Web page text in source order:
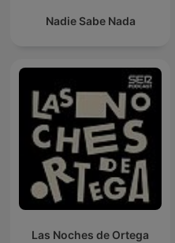
Nadie Sabe Nada
Las Noches de Ortega